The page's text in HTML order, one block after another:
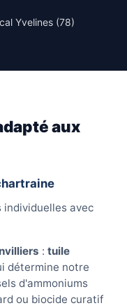
Yvelines (78)
aux
individuelles avec
: tuile
détermine notre
d'ammoniums
ou biocide curatif